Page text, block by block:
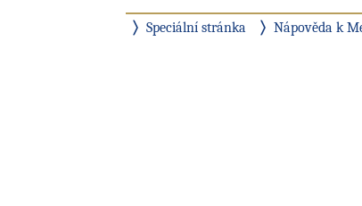
Speciální stránka Nápověda k